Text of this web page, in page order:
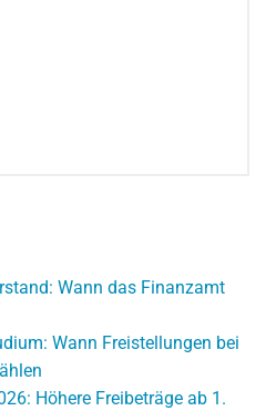
Wann das Finanzamt
Wann Freistellungen bei
Höhere Freibeträge ab 1.